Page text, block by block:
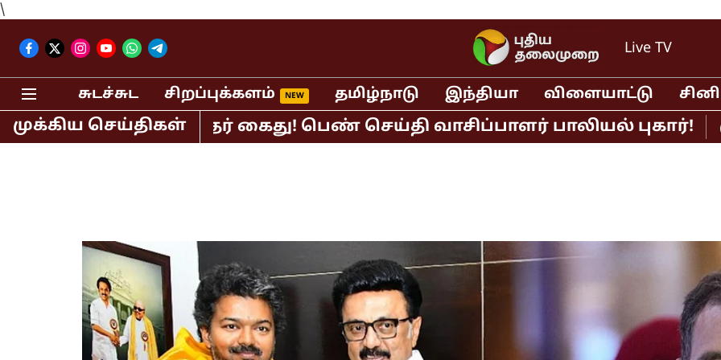
\
Live TV
சுடச்சுட சிறப்புக்களம் தமிழ்நாடு இந்தியா விளையாட்டு
முக்கிய செய்திகள்
பி.ஆர்.சுந்தர் கைது! பெண் செய்தி வாசிப்பாளர் பாலியல் புகார்!